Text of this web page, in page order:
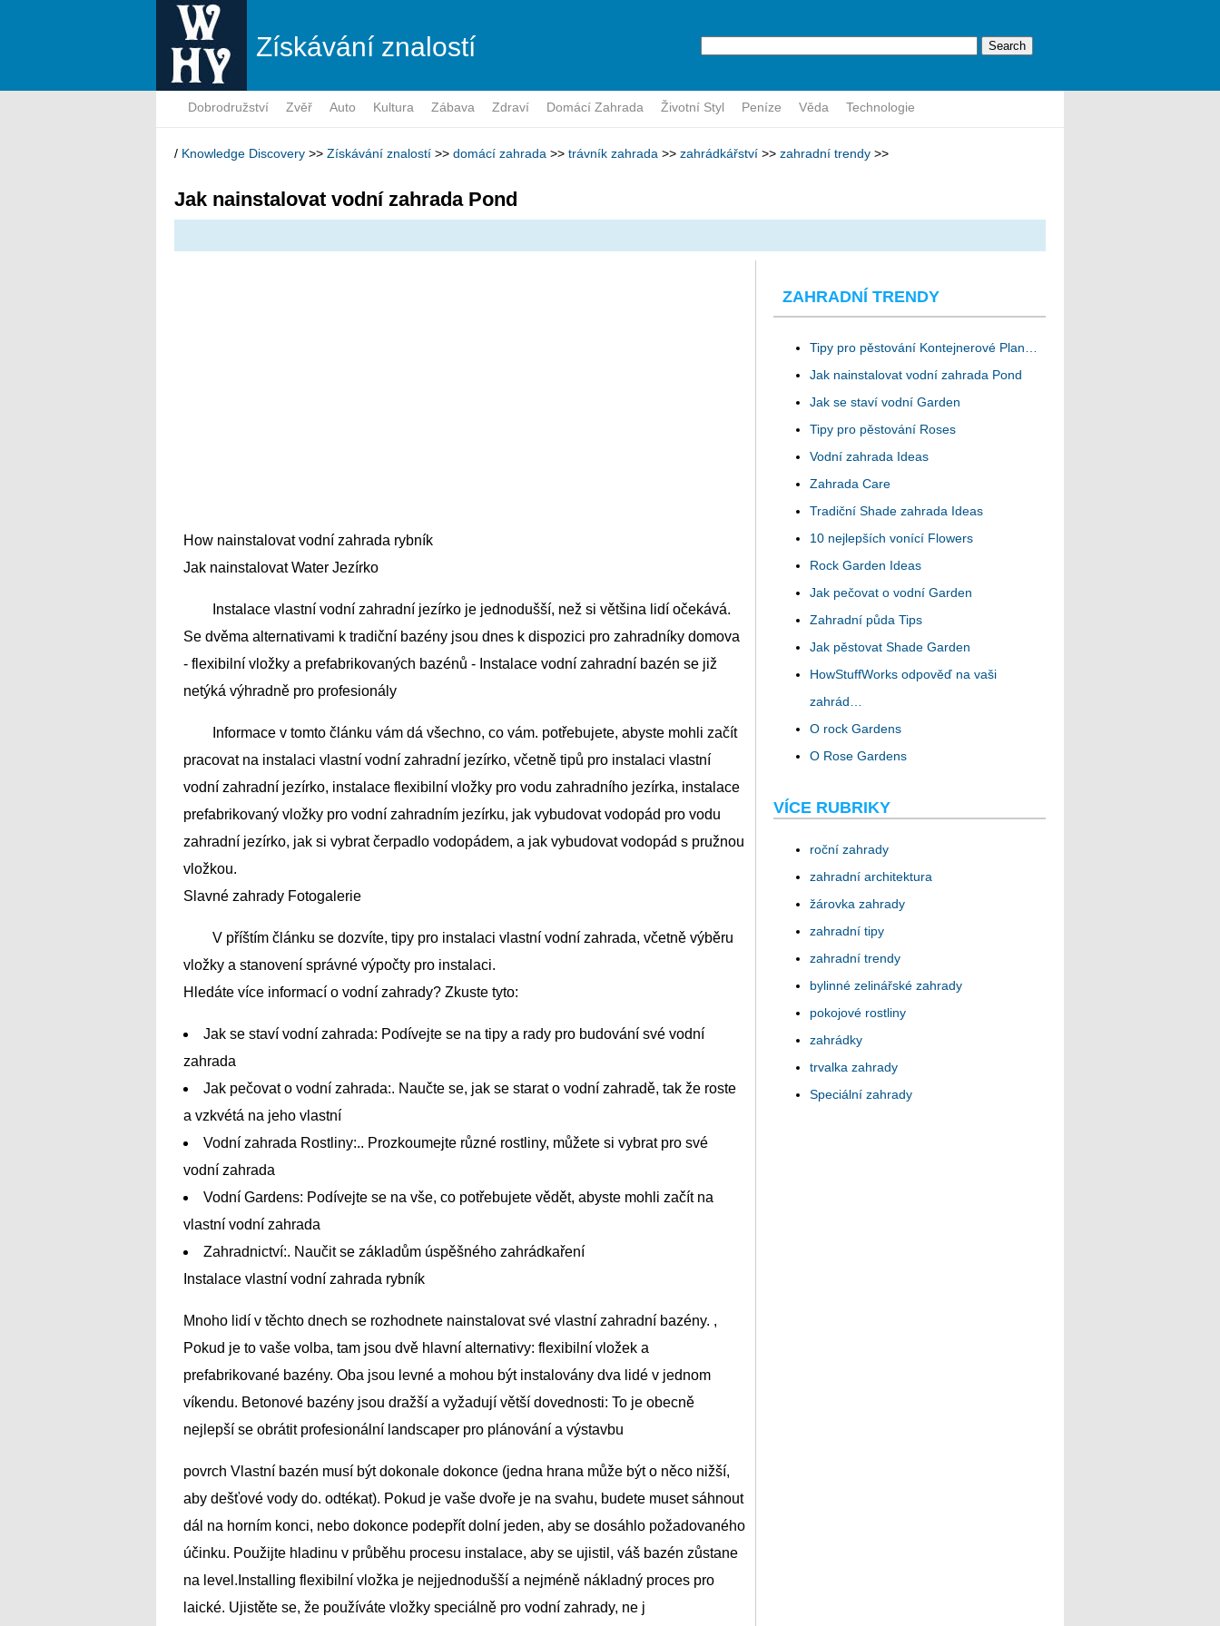
Získávání znalostí
Dobrodružství Zvěř Auto Kultura Zábava Zdraví Domácí Zahrada Životní Styl Peníze Věda Technologie
/ Knowledge Discovery >> Získávání znalostí >> domácí zahrada >> trávník zahrada >> zahrádkářství >> zahradní trendy >>
Jak nainstalovat vodní zahrada Pond
How nainstalovat vodní zahrada rybník
Jak nainstalovat Water Jezírko
Instalace vlastní vodní zahradní jezírko je jednodušší, než si většina lidí očekává.
Se dvěma alternativami k tradiční bazény jsou dnes k dispozici pro zahradníky domova
- flexibilní vložky a prefabrikovaných bazénů - Instalace vodní zahradní bazén se již
netýká výhradně pro profesionály
Informace v tomto článku vám dá všechno, co vám. potřebujete, abyste mohli začít
pracovat na instalaci vlastní vodní zahradní jezírko, včetně tipů pro instalaci vlastní
vodní zahradní jezírko, instalace flexibilní vložky pro vodu zahradního jezírka, instalace
prefabrikovaný vložky pro vodní zahradním jezírku, jak vybudovat vodopád pro vodu
zahradní jezírko, jak si vybrat čerpadlo vodopádem, a jak vybudovat vodopád s pružnou
vložkou.
Slavné zahrady Fotogalerie
V příštím článku se dozvíte, tipy pro instalaci vlastní vodní zahrada, včetně výběru
vložky a stanovení správné výpočty pro instalaci.
Hledáte více informací o vodní zahrady? Zkuste tyto:
Jak se staví vodní zahrada: Podívejte se na tipy a rady pro budování své vodní
zahrada
Jak pečovat o vodní zahrada:. Naučte se, jak se starat o vodní zahradě, tak že roste
a vzkvétá na jeho vlastní
Vodní zahrada Rostliny:.. Prozkoumejte různé rostliny, můžete si vybrat pro své
vodní zahrada
Vodní Gardens: Podívejte se na vše, co potřebujete vědět, abyste mohli začít na
vlastní vodní zahrada
Zahradnictví:. Naučit se základům úspěšného zahrádkaření
Instalace vlastní vodní zahrada rybník
Mnoho lidí v těchto dnech se rozhodnete nainstalovat své vlastní zahradní bazény. ,
Pokud je to vaše volba, tam jsou dvě hlavní alternativy: flexibilní vložek a
prefabrikované bazény. Oba jsou levné a mohou být instalovány dva lidé v jednom
víkendu. Betonové bazény jsou dražší a vyžadují větší dovednosti: To je obecně
nejlepší se obrátit profesionální landscaper pro plánování a výstavbu
povrch Vlastní bazén musí být dokonale dokonce (jedna hrana může být o něco nižší,
aby dešťové vody do. odtékat). Pokud je vaše dvoře je na svahu, budete muset sáhnout
dál na horním konci, nebo dokonce podepřít dolní jeden, aby se dosáhlo požadovaného
účinku. Použijte hladinu v průběhu procesu instalace, aby se ujistil, váš bazén zůstane
na level.Installing flexibilní vložka je nejjednodušší a nejméně nákladný proces pro
laické. Ujistěte se, že používáte vložky speciálně pro vodní zahrady, ne j
ZAHRADNÍ TRENDY
Tipy pro pěstování Kontejnerové Plan…
Jak nainstalovat vodní zahrada Pond
Jak se staví vodní Garden
Tipy pro pěstování Roses
Vodní zahrada Ideas
Zahrada Care
Tradiční Shade zahrada Ideas
10 nejlepších vonící Flowers
Rock Garden Ideas
Jak pečovat o vodní Garden
Zahradní půda Tips
Jak pěstovat Shade Garden
HowStuffWorks odpověď na vaši
zahrád…
O rock Gardens
O Rose Gardens
VÍCE RUBRIKY
roční zahrady
zahradní architektura
žárovka zahrady
zahradní tipy
zahradní trendy
bylinné zelinářské zahrady
pokojové rostliny
zahrádky
trvalka zahrady
Speciální zahrady